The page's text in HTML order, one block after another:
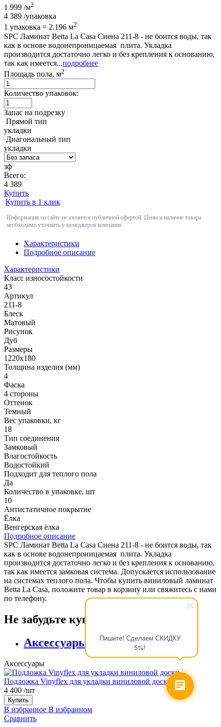
Пишите! Сделаем СКИДКУ
5%!
1 999 /м2
4 389 /упаковка
1 упаковка = 2.196 м2
SPC Ламинат Betta La Casa Сиена 211-8 - не боится воды, так
как в основе водонепроницаемая плита. Укладка
производится достаточно легко и без крепления к основанию,
так как имеется...подробнее
Площадь пола, м2
Количество упаковок:
Запас на подрезку
Прямой тип
укладки
Диагональный тип
укладки
зф
Всего:
4 389
Купить
Купить в 1 клик
Информация на сайте не является публичной офертой. Цены и наличие товара
необходимо уточнить у менеджеров компании
Характеристики
Подробное описание
Характеристики
Класс износостойкости
43
Артикул
211-8
Блеск
Матовый
Рисунок
Дуб
Размеры
1220x180
Толщина изделия (мм)
4
Фаска
4 стороны
Оттенок
Темный
Вес упаковки, кг
18
Тип соединения
Замковый
Влагостойкость
Водостойкий
Подходит для теплого пола
Да
Количество в упаковке, шт
10
Антистатичное покрытие
Ёлка
Венгерская ёлка
Подробное описание
SPC Ламинат Betta La Casa Сиена 211-8 - не боится воды, так
как в основе водонепроницаемая плита. Укладка
производится достаточно легко и без крепления к основанию,
так как имеется замковая система. Допускается использование
на системах теплого пола. Чтобы купить виниловый ламинат
Betta La Casa, положите товар в корзину или свяжитесь с нами
по телефону.
Не забудьте купить
Аксессуары
Аксессуары
Подложка Vinyflex для укладки виниловой доски
4 400 /шт
Купить
В избранное В избранном
Сравнить